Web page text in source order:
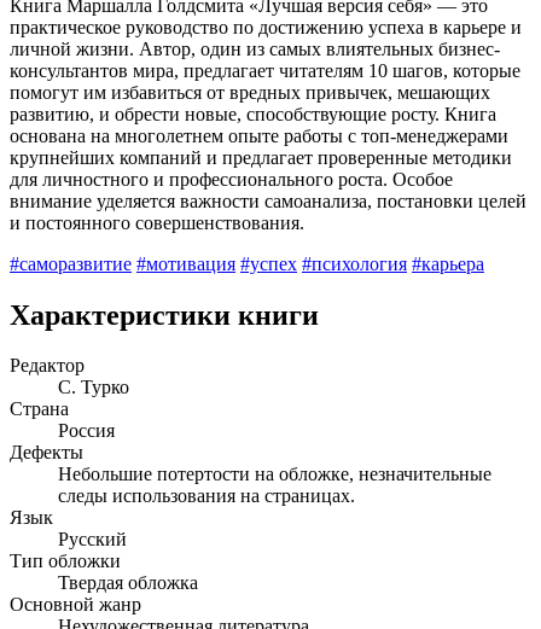
Книга Маршалла Голдсмита «Лучшая версия себя» — это
практическое руководство по достижению успеха в карьере и
личной жизни. Автор, один из самых влиятельных бизнес-
консультантов мира, предлагает читателям 10 шагов, которые
помогут им избавиться от вредных привычек, мешающих
развитию, и обрести новые, способствующие росту. Книга
основана на многолетнем опыте работы с топ-менеджерами
крупнейших компаний и предлагает проверенные методики
для личностного и профессионального роста. Особое
внимание уделяется важности самоанализа, постановки целей
и постоянного совершенствования.
#саморазвитие #мотивация #успех #психология #карьера
Характеристики книги
Редактор
С. Турко
Страна
Россия
Дефекты
Небольшие потертости на обложке, незначительные
следы использования на страницах.
Язык
Русский
Тип обложки
Твердая обложка
Основной жанр